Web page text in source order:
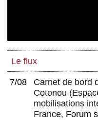
Le flux
7/08
Carnet de bord
Cotonou (
mobilisations
France, Forum